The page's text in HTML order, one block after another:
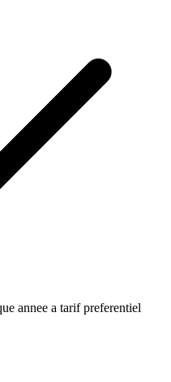
annee a tarif preferentiel